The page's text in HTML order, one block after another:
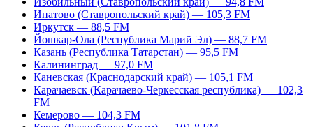
Ипатово (Ставропольский край) — 105,3 FM
Иркутск — 88,5 FM
Йошкар-Ола (Республика Марий Эл) — 88,7 FM
Казань (Республика Татарстан) — 95,5 FM
Калининград — 97,0 FM
Каневская (Краснодарский край) — 105,1 FM
Карачаевск (Карачаево-Черкесская республика) — 102,3
FM
Кемерово — 104,3 FM